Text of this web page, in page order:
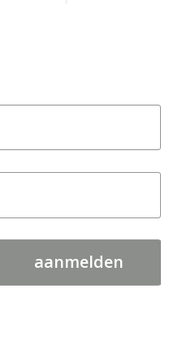
aanmelden